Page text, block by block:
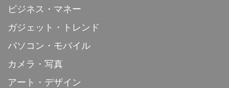
ビジネス・マネー
ガジェット・トレンド
パソコン・モバイル
カメラ・写真
アート・デザイン